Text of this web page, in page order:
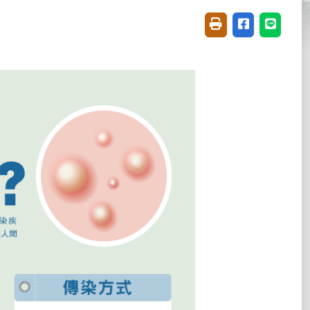
友善列印(開新視窗)
分享至臉書(
分享至